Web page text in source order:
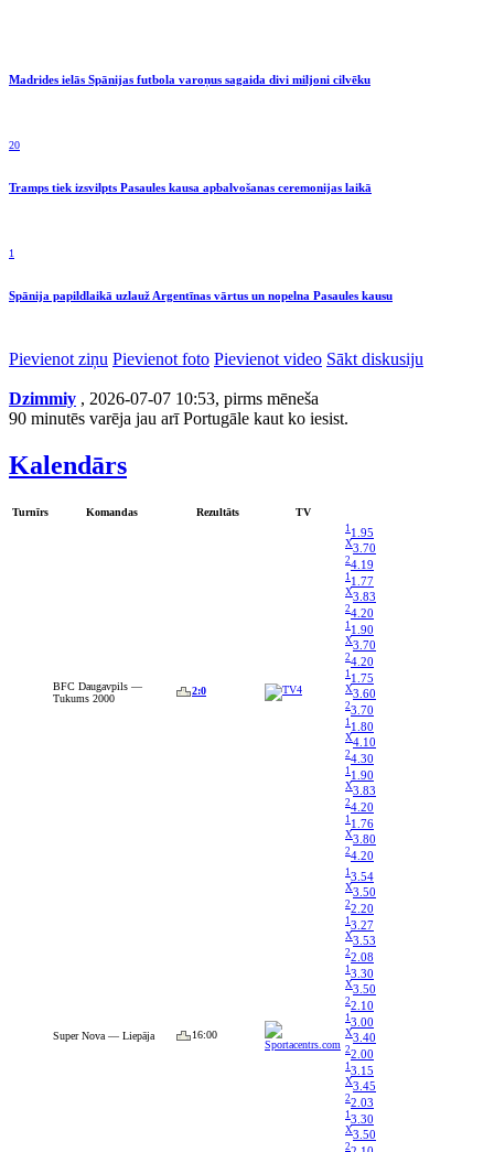
Madrides ielās Spānijas futbola varoņus sagaida divi miljoni cilvēku
20
Tramps tiek izsvilpts Pasaules kausa apbalvošanas ceremonijas laikā
1
Spānija papildlaikā uzlauž Argentīnas vārtus un nopelna Pasaules kausu
Pievienot ziņu Pievienot foto Pievienot video Sākt diskusiju
Dzimmiy , 2026-07-07 10:53, pirms mēneša
90 minutēs varēja jau arī Portugāle kaut ko iesist.
Kalendārs
Turnīrs Komandas Rezultāts TV
BFC Daugavpils —
Tukums 2000
2:0
1 1.95
X3.70
24.19
1 1.77
X3.83
24.20
1 1.90
X3.70
24.20
1 1.75
X3.60
23.70
1 1.80
X4.10
24.30
1 1.90
X3.83
24.20
1 1.76
X3.80
24.20
Super Nova — Liepāja 16:00
13.54
X3.50
22.20
13.27
X3.53
22.08
13.30
X3.50
22.10
13.00
X3.40
22.00
13.15
X3.45
22.03
1 3.30
X3.50
2